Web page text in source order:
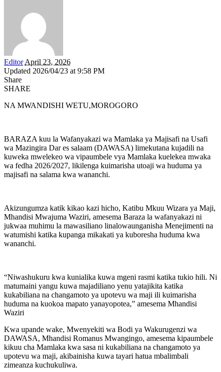
Editor April 23, 2026
Updated 2026/04/23 at 9:58 PM
Share
SHARE
NA MWANDISHI WETU,MOROGORO
BARAZA kuu la Wafanyakazi wa Mamlaka ya Majisafi na Usafi
wa Mazingira Dar es salaam (DAWASA) limekutana kujadili na
kuweka mwelekeo wa vipaumbele vya Mamlaka kuelekea mwaka
wa fedha 2026/2027, likilenga kuimarisha utoaji wa huduma ya
majisafi na salama kwa wananchi.
Akizungumza katik kikao kazi hicho, Katibu Mkuu Wizara ya Maji,
Mhandisi Mwajuma Waziri, amesema Baraza la wafanyakazi ni
jukwaa muhimu la mawasiliano linalowaunganisha Menejimenti na
watumishi katika kupanga mikakati ya kuboresha huduma kwa
wananchi.
“Niwashukuru kwa kunialika kuwa mgeni rasmi katika tukio hili. Ni
matumaini yangu kuwa majadiliano yenu yatajikita katika
kukabiliana na changamoto ya upotevu wa maji ili kuimarisha
huduma na kuokoa mapato yanayopotea,” amesema Mhandisi
Waziri
Kwa upande wake, Mwenyekiti wa Bodi ya Wakurugenzi wa
DAWASA, Mhandisi Romanus Mwangingo, amesema kipaumbele
kikuu cha Mamlaka kwa sasa ni kukabiliana na changamoto ya
upotevu wa maji, akibainisha kuwa tayari hatua mbalimbali
zimeanza kuchukuliwa.